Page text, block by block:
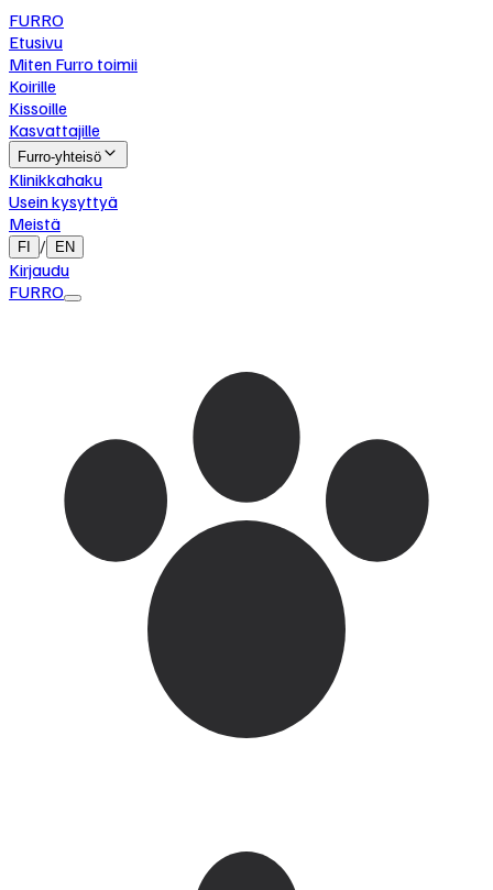
FURRO
Etusivu
Miten Furro toimii
Koirille
Kissoille
Kasvattajille
Furro-yhteisö
Klinikkahaku
Usein kysyttyä
Meistä
FI / EN
Kirjaudu
FURRO